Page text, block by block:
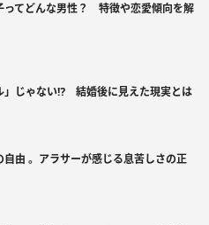
ってどんな男性？ 特徴や恋愛傾向を解
」じゃない⁉ 結婚後に見えた現実とは
自由 。アラサーが感じる息苦しさの正